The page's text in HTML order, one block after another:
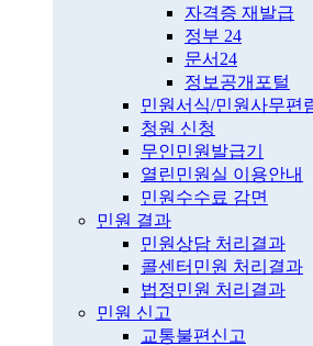
자격증 재발급
정부 24
문서24
정보공개포털
민원서식/민원사무편
청원 신청
무인민원발급기
열린민원실 이용안내
민원수수료 감면
민원 결과
민원상담 처리결과
콜센터민원 처리결과
법정민원 처리결과
민원 신고
교통불편신고